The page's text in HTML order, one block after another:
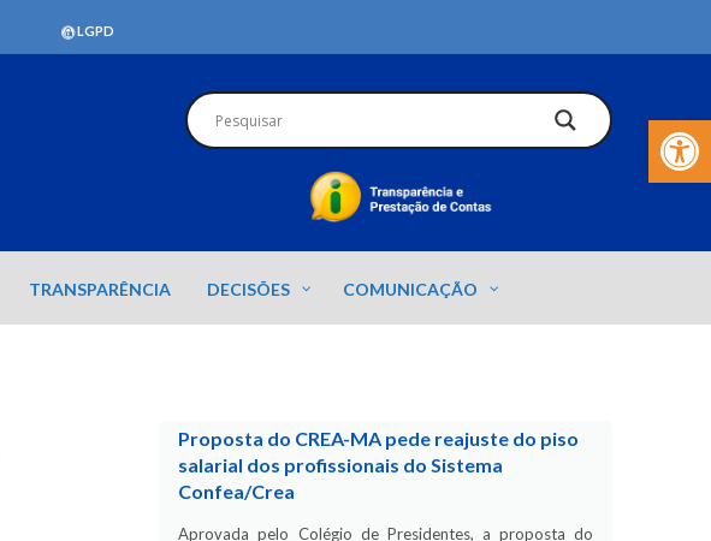
Barra de
LGPD
TRANSPARÊNCIA DECISÕES COMUNICAÇÃO
Proposta do CREA-MA pede reajuste do piso
salarial dos profissionais do Sistema
Confea/Crea
Aprovada pelo Colégio de Presidentes, a proposta do